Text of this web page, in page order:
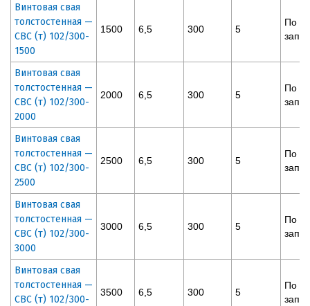
Винтовая свая
толстостенная —
СВС (т) 102/300-
1500
1500 6,5 300 5
По
Винтовая свая
толстостенная —
СВС (т) 102/300-
2000
2000 6,5 300 5
По
Винтовая свая
толстостенная —
СВС (т) 102/300-
2500
2500 6,5 300 5
По
Винтовая свая
толстостенная —
СВС (т) 102/300-
3000
3000 6,5 300 5
По
Винтовая свая
толстостенная —
СВС (т) 102/300-
3500 6,5 300 5
По